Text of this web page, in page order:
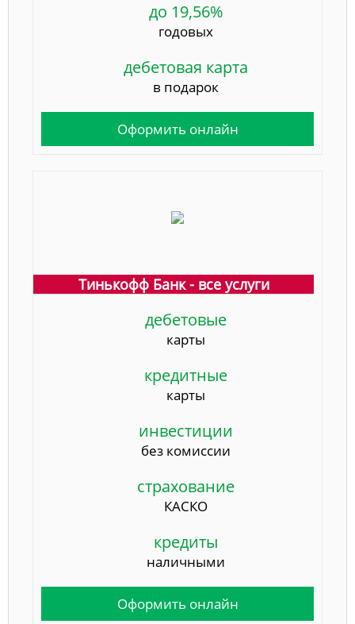
до 19,56%
годовых
дебетовая карта
в подарок
Оформить онлайн
Тинькофф Банк - все услуги
дебетовые
карты
кредитные
карты
инвестиции
без комиссии
страхование
КАСКО
кредиты
наличными
Оформить онлайн